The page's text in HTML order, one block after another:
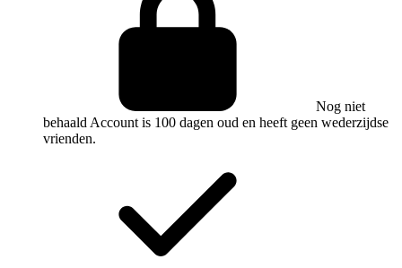
Nog niet
behaald Account is 100 dagen oud en heeft geen wederzijdse
vrienden.